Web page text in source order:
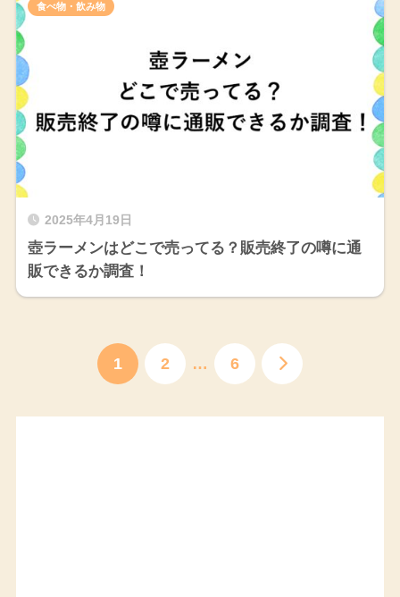
2025年4月19日
壺ラーメンはどこで売ってる？販売終了の噂に通
販できるか調査！
食べ物・飲み物
1 2 … 6